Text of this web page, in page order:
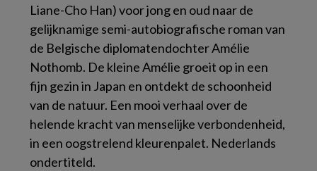
Liane-Cho Han) voor jong en oud naar de
gelijknamige semi-autobiografische roman van
de Belgische diplomatendochter Amélie
Nothomb. De kleine Amélie groeit op in een
fijn gezin in Japan en ontdekt de schoonheid
van de natuur. Een mooi verhaal over de
helende kracht van menselijke verbondenheid,
in een oogstrelend kleurenpalet. Nederlands
ondertiteld.